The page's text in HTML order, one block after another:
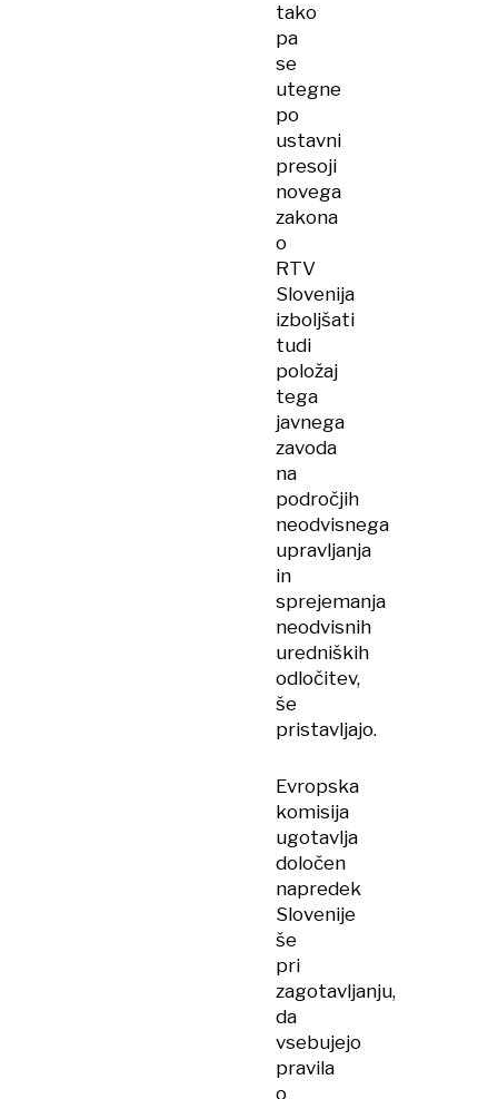
tako
pa
se
utegne
po
ustavni
presoji
novega
zakona
o
RTV
Slovenija
izboljšati
tudi
položaj
tega
javnega
zavoda
na
področjih
neodvisnega
upravljanja
in
sprejemanja
neodvisnih
uredniških
odločitev,
še
pristavljajo.
Evropska
komisija
ugotavlja
določen
napredek
Slovenije
še
pri
zagotavljanju,
da
vsebujejo
pravila
o